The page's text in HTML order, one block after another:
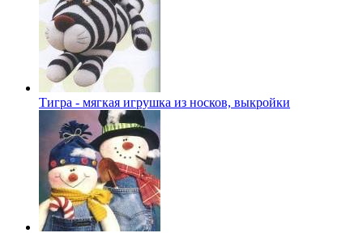
Тигра - мягкая игрушка из носков, выкройки